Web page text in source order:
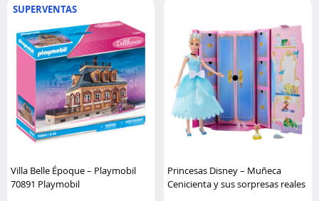
SUPERVENTAS
Villa Belle Époque – Playmobil
70891 Playmobil
Princesas Disney – Muñeca
Cenicienta y sus sorpresas reales